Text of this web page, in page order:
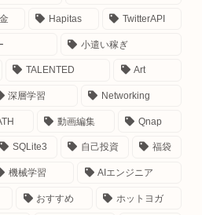
Hapitas TwitterAPI
小遣い稼ぎ
TALENTED Art
深層学習 Networking
動画編集 Qnap
SQLite3 自己投資 福袋
機械学習 AIエンジニア
おすすめ ホットヨガ